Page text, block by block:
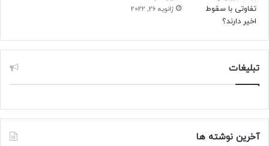
ژانویه 26, 2022
تبلیغات
آخرین نوشته ها